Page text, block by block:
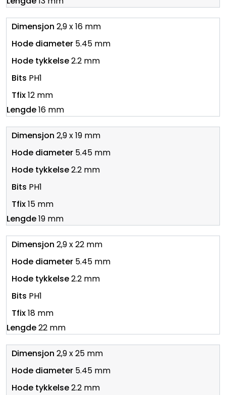
2,9 x 16 mm
5.45 mm
2.2 mm
PH1
12 mm
16 mm
2,9 x 19 mm
5.45 mm
2.2 mm
PH1
15 mm
19 mm
2,9 x 22 mm
5.45 mm
2.2 mm
PH1
18 mm
22 mm
2,9 x 25 mm
5.45 mm
2.2 mm